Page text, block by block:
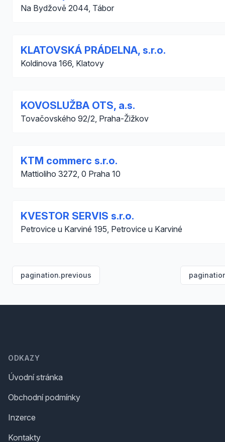
Na Bydžově 2044, Tábor
KLATOVSKÁ PRÁDELNA, s.r.o.
Koldinova 166, Klatovy
KOVOSLUŽBA OTS, a.s.
Tovačovského 92/2, Praha-Žižkov
KTM commerc s.r.o.
Mattioliho 3272, 0 Praha 10
KVESTOR SERVIS s.r.o.
Petrovice u Karviné 195, Petrovice u Karviné
pagination.previous
ODKAZY
Úvodní stránka
Obchodní podmínky
Inzerce
Kontakty